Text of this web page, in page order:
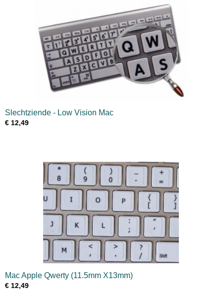
Slechtziende - Low Vision Mac
€ 12,49
Mac Apple Qwerty (11.5mm X13mm)
€ 12,49